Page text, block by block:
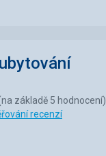
základě 5 hodnocení)
recenzí